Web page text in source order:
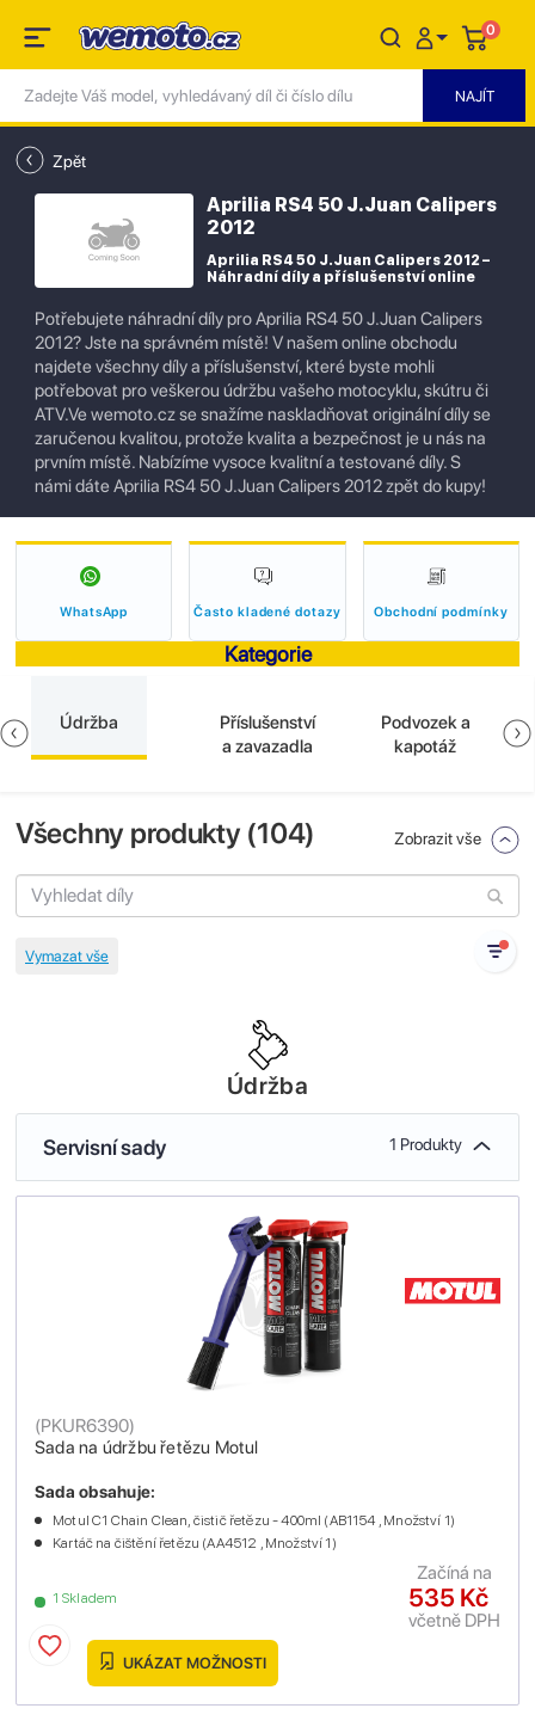
0
Zpět
Aprilia RS4 50 J.Juan Calipers
2012
Aprilia RS4 50 J.Juan Calipers 2012 –
Náhradní díly a příslušenství online
Potřebujete náhradní díly pro Aprilia RS4 50 J.Juan Calipers
2012? Jste na správném místě! V našem online obchodu
najdete všechny díly a příslušenství, které byste mohli
potřebovat pro veškerou údržbu vašeho motocyklu, skútru či
ATV.Ve wemoto.cz se snažíme naskladňovat originální díly se
zaručenou kvalitou, protože kvalita a bezpečnost je u nás na
prvním místě. Nabízíme vysoce kvalitní a testované díly. S
námi dáte Aprilia RS4 50 J.Juan Calipers 2012 zpět do kupy!
WhatsApp Často kladené dotazy Obchodní podmínky
Kategorie
Údržba
Příslušenství
a zavazadla
Podvozek a
kapotáž
Všechny produkty (104) Zobrazit vše
Údržba
Servisní sady 1 Produkty
Sada na údržbu řetězu Motul
(PKUR6390)
1 Skladem
Sada obsahuje:
Motul C1 Chain Clean, čistič řetězu - 400ml (AB1154 , Množství 1)
Kartáč na čištění řetězu (AA4512 , Množství 1)
535 Kč
včetně DPH
Začíná na
UKÁZAT MOŽNOSTI